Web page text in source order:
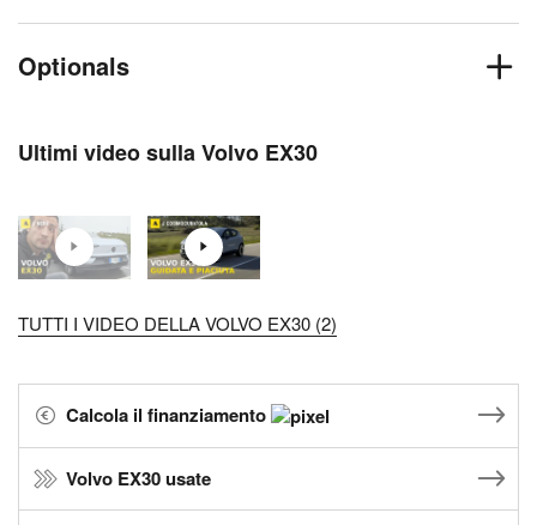
Optionals
Ultimi video sulla Volvo EX30
TUTTI I VIDEO DELLA VOLVO EX30 (2)
Calcola il finanziamento
Volvo EX30 usate